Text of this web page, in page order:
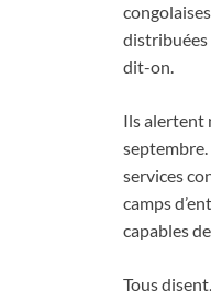
distribuées
dit-on.
Ils alertent
services
camps
capables
Tous